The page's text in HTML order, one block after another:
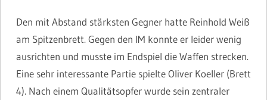
Den mit Abstand stärksten Gegner hatte Reinhold Weiß
am Spitzenbrett. Gegen den IM konnte er leider wenig
ausrichten und musste im Endspiel die Waffen strecken.
Eine sehr interessante Partie spielte Oliver Koeller (Brett
4). Nach einem Qualitätsopfer wurde sein zentraler